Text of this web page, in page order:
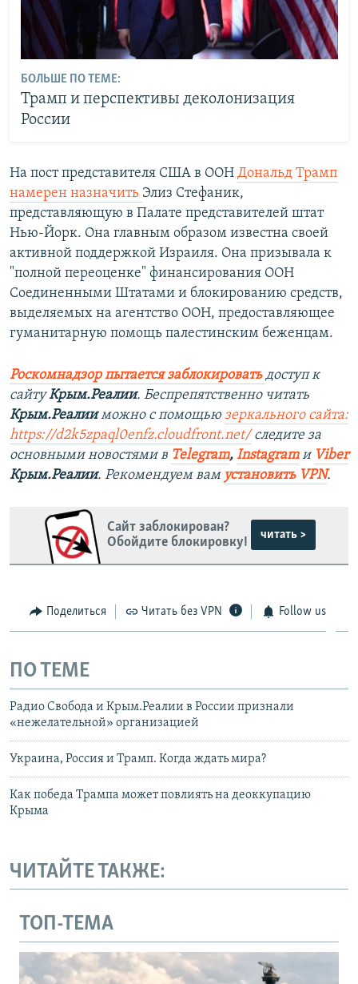
БОЛЬШЕ ПО ТЕМЕ:
Трамп и перспективы деколонизация
России
На пост представителя США в ООН Дональд Трамп
намерен назначить Элиз Стефаник,
представляющую в Палате представителей штат
Нью-Йорк. Она главным образом известна своей
активной поддержкой Израиля. Она призывала к
"полной переоценке" финансирования ООН
Соединенными Штатами и блокированию средств,
выделяемых на агентство ООН, предоставляющее
гуманитарную помощь палестинским беженцам.
Роскомнадзор пытается заблокироватьдоступ к
сайтуКрым.Реалии. Беспрепятственно читать
Крым.Реалииможно с помощью зеркального сайта:
https://d2k5zpaql0enfz.cloudfront.net/ следите за
основными новостями в Telegram, Instagramи Viber
Крым.Реалии. Рекомендуем вам установить VPN.
Сайт заблокирован?
Обойдите блокировку!
читать >
Поделиться Читать без VPN Follow us
ПО ТЕМЕ
Радио Свобода и Крым.Реалии в России признали
«нежелательной» организацией
Украина, Россия и Трамп. Когда ждать мира?
Как победа Трампа может повлиять на деоккупацию
Крыма
ЧИТАЙТЕ ТАКЖЕ:
ТОП-ТЕМА